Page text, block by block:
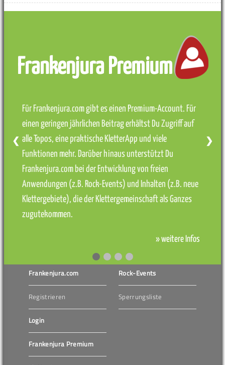
Frankenjura Premium
Für Frankenjura.com gibt es einen Premium-Account. Für
einen geringen jährlichen Beitrag erhältst Du Zugriff auf
alle Topos, eine praktische KletterApp und viele
Funktionen mehr. Darüber hinaus unterstützt Du
Frankenjura.com bei der Entwicklung von freien
Anwendungen (z.B. Rock-Events) und Inhalten (z.B. neue
Klettergebiete), die der Klettergemeinschaft als Ganzes
zugutekommen.
» weitere Infos
❮ ❯
Frankenjura.com
Registrieren
Login
Frankenjura Premium
Rock-Events
Sperrungsliste